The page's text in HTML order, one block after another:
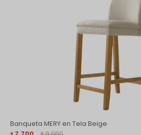
Banqueta MERY en Tela Beige